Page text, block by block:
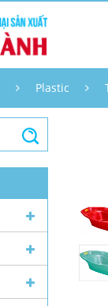
Plastic